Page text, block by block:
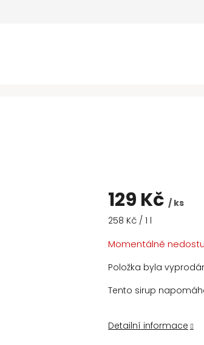
129 Kč / ks
Měrná
258 Kč / 1 l
Momentálně
Položka byla
Tento sirup
Detailní informace